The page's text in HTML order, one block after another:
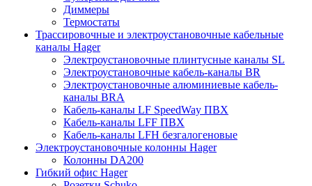
Диммеры
Термостаты
Трассировочные и электроустановочные кабельные
каналы Hager
Электроустановочные плинтусные каналы SL
Электроустановочные кабель-каналы BR
Электроустановочные алюминиевые кабель-
каналы BRA
Кабель-каналы LF SpeedWay ПВХ
Кабель-каналы LFF ПВХ
Кабель-каналы LFH безгалогеновые
Электроустановочные колонны Hager
Колонны DA200
Гибкий офис Hager